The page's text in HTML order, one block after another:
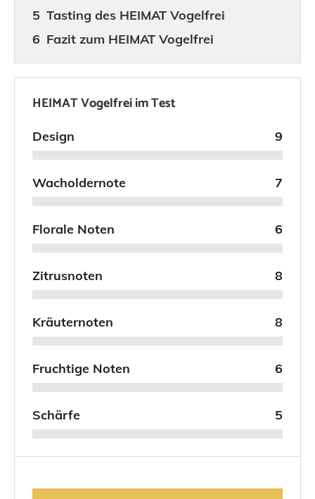
Tasting des HEIMAT Vogelfrei
Fazit zum HEIMAT Vogelfrei
HEIMAT Vogelfrei im Test
Design 9
Wacholdernote 7
Florale Noten 6
Zitrusnoten 8
Kräuternoten 8
Fruchtige Noten 6
Schärfe 5